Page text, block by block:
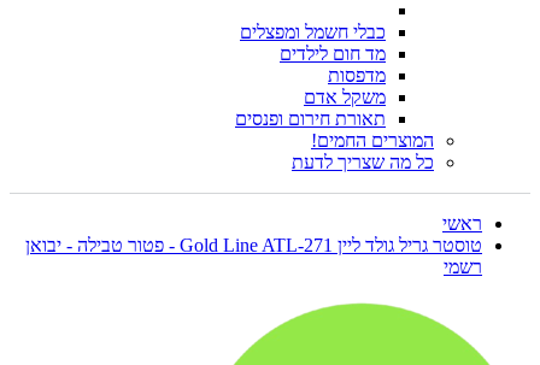
כבלי חשמל ומפצלים
מד חום לילדים
מדפסות
משקל אדם
תאורת חירום ופנסים
המוצרים החמים!
כל מה שצריך לדעת
ראשי
טוסטר גריל גולד ליין Gold Line ATL-271 - פטור טבילה - יבואן
רשמי